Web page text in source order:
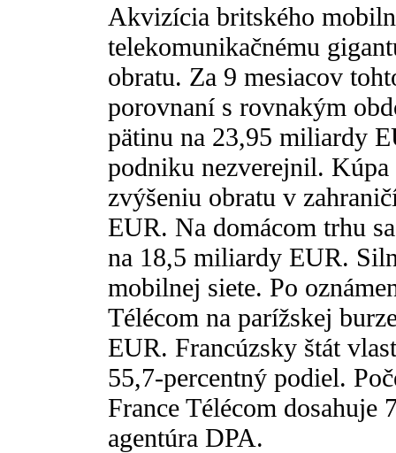
Akvizícia britského
telekomunikačnému
obratu. Za 9 mesiacov
porovnaní s rovnakým
pätinu na 23,95 miliardy
podniku nezverejnil.
zvýšeniu obratu v
EUR. Na domácom trhu
na 18,5 miliardy EUR.
mobilnej siete. Po
Télécom na parížskej
EUR. Francúzsky štát
55,7-percentný podiel.
France Télécom
agentúra DPA.